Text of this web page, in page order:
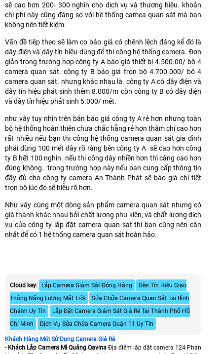
sẽ cao hơn 200- 300 nghìn cho dịch vụ và thương hiệu. khoản
chi phí này cũng đáng so với hệ thống camea quan sát mà bạn
không nên tiết kiệm.
Vấn đề tiêp theo sẽ làm co báo giá có chênh lệch đáng kể đó là
dây điện và dây tín hiệu dùng để thi công hệ thống camera. Đơn
giản trong trường hợp công ty A báo giá thiết bị 4.500.00/ bộ 4
camera quan sát. công ty B báo giá trọn bộ 4.700.000/ bô 4
camera quan sát. nhưng khác nhau là. công ty A có dây điện và
dây tín hiệu phát sinh thêm 8.000/m còn công ty B có dây điện
và dây tín hiệu phát sinh 5.000/ mét.
như vây tuy nhìn trên bản báo giá công ty A rẻ hơn nhưng toàn
bộ hệ thống hoàn thiên chưa chắc hẵng rẻ hơn thâm chí cao hơn
rất nhiều nếu bạn thi công hệ thống camera quan sát gia đình
phải dùng 100 mét dây rõ ràng bên công ty A sẽ cao hơn công
ty B hết 100 nghìn. nếu thi công dây nhiền hơn thì càng cao hơn
đúng không.. trong trường hợp này nếu bạn cung cấp thông tin
đầy đủ cho công ty camera An Thành Phát sẽ báo giá chi tiết
trọn bộ lúc đó sẽ hiễu rõ hơn.
Như vây cùng một dòng sản phẩm camera quan sát nhưng có
giá thành khác nhau bởi chất lượng phụ kiện, và chất lượng dịch
vụ của công ty lắp đặt camera quan sát thì bạn cũng nên cân
nhắt để có 1 hệ thống camera quan sát hoàn hảo.
Cloud key: Lắp Camera Giám Sát Đóng Hàng
Đèn Tín Hiệu Giao
Thông Năng Lượng Mặt Trời
Sửa Chữa Camera Quan Sát Tại Bình
Chánh Uy Tín
Lắp Đặt Camera Giám Sát Giá Rẻ Tại Thành Phố Hồ
Chí Minh
Dịch Vụ Sửa Chữa Camera Quận 11 Uy Tín
Khách Hàng Mới Sử Dụng Camera Giá Rẻ
- Khách Lắp Camera Mì Quảng Qavina Địa điểm lăp đặt camera 124 Phan